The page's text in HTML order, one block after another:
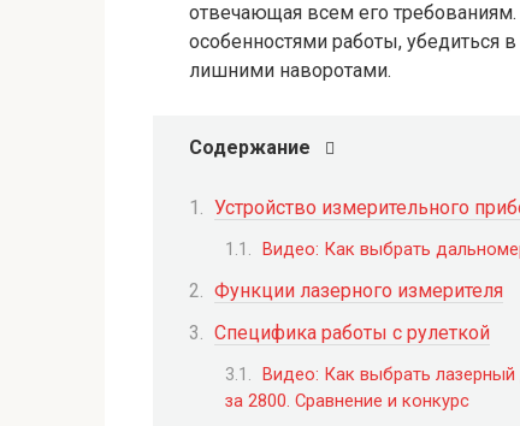
отвечающая всем его требованиям.
особенностями работы, убедиться
лишними наворотами.
Содержание
Устройство измерительного
Видео: Как выбрать
Функции лазерного измерителя
Специфика работы с рулеткой
Видео: Как выбрать
за 2800. Сравнение и конкурс